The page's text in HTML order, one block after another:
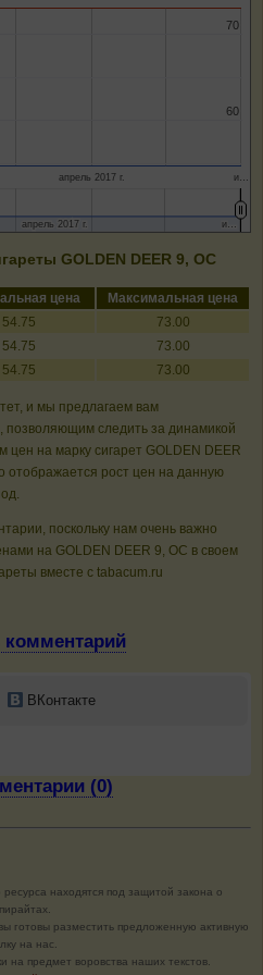
апрель 2017 г. и…
60
60
70
70
апрель 2017 г.
апрель 2017 г. и…
и…
GOLDEN DEER 9, ОС
цена
Максимальная цена
54.75
73.00
54.75
73.00
54.75 73.00
и мы предлагаем вам
позволяющим следить за динамикой
цен на марку сигарет GOLDEN DEER
рост цен на данную
поскольку нам очень важно
на GOLDEN DEER 9, ОС в своем
вместе с tabacum.ru
комментарий
ВКонтакте
(0)
находятся под защитой закона о
готовы разместить предложенную активную
на нас.
на предмет воровства наших текстов.